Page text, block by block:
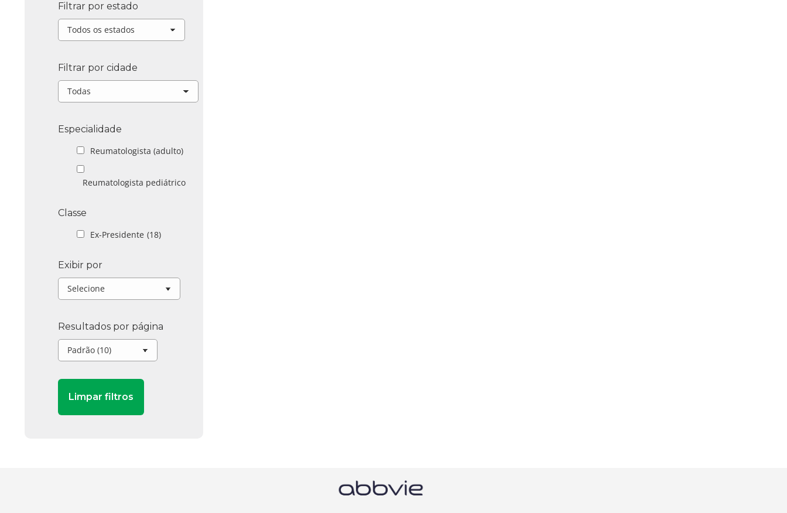
Filtrar por estado
Filtrar por cidade
Especialidade
Reumatologista (adulto)
Reumatologista pediátrico
Classe
Ex-Presidente (18)
Exibir por
Resultados por página